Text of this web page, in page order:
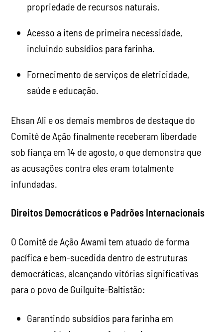
propriedade de recursos naturais.
Acesso a itens de primeira necessidade,
incluindo subsídios para farinha.
Fornecimento de serviços de eletricidade,
saúde e educação.
Ehsan Ali e os demais membros de destaque do
Comitê de Ação finalmente receberam liberdade
sob fiança em 14 de agosto, o que demonstra que
as acusações contra eles eram totalmente
infundadas.
Direitos Democráticos e Padrões Internacionais
O Comitê de Ação Awami tem atuado de forma
pacífica e bem-sucedida dentro de estruturas
democráticas, alcançando vitórias significativas
para o povo de Guilguite-Baltistão:
Garantindo subsídios para farinha em